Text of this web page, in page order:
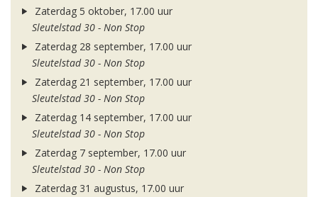
Zaterdag 5 oktober, 17.00 uur
Sleutelstad 30 - Non Stop
Zaterdag 28 september, 17.00 uur
Sleutelstad 30 - Non Stop
Zaterdag 21 september, 17.00 uur
Sleutelstad 30 - Non Stop
Zaterdag 14 september, 17.00 uur
Sleutelstad 30 - Non Stop
Zaterdag 7 september, 17.00 uur
Sleutelstad 30 - Non Stop
Zaterdag 31 augustus, 17.00 uur